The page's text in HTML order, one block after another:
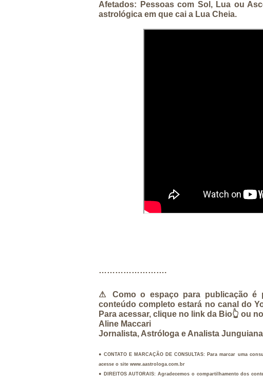
Afetados: Pessoas com Sol, Lua ou
astrológica em que cai a Lua Cheia.
…………………….
⚠︎ Como o espaço para publicação é
conteúdo completo estará no canal do
Para acessar, clique no link da Bio👆 ou
Aline Maccari
Jornalista, Astróloga e Analista Junguiana
● CONTATO E MARCAÇÃO DE CONSULTAS: Para marcar uma
acesse o site www.aastrologa.com.br
● DIREITOS AUTORAIS: Agradecemos o compartilhamento dos